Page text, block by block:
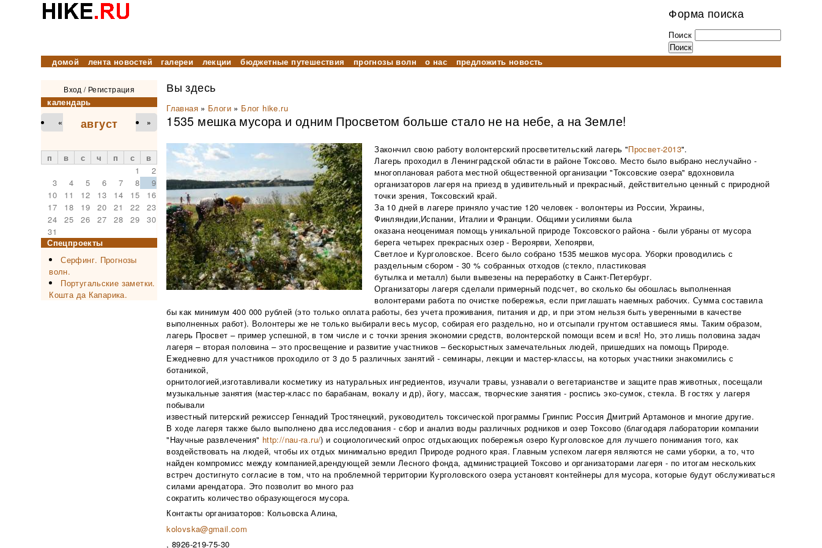
Форма поиска
Поиск
домой лента новостей галереи лекции бюджетные путешествия прогнозы волн о нас предложить новость
Вход / Регистрация
календарь
август
« »
п в с ч п с
в
1
2
3
4 5 6 7 8
9
10
11 12 13 14 15
16
17
18 19 20 21 22
23
24
25 26 27 28 29
30
31
Спецпроекты
Серфинг. Прогнозы
волн.
Португальские заметки.
Кошта да Капарика.
Вы здесь
Главная» Блоги » Блог hike.ru
1535 мешка мусора и одним Просветом больше стало не на небе, а на Земле!
Закончил свою работу волонтерский просветительский лагерь "Просвет-2013".
Лагерь проходил в Ленинградской области в районе Токсово. Место было выбрано неслучайно -
многоплановая работа местной общественной организации "Токсовские озера" вдохновила
организаторов лагеря на приезд в удивительный и прекрасный, действительно ценный с природной
точки зрения, Токсовский край.
За 10 дней в лагере приняло участие 120 человек - волонтеры из России, Украины,
Финляндии,Испании, Италии и Франции. Общими усилиями была
оказана неоценимая помощь уникальной природе Токсовского района - были убраны от мусора
берега четырех прекрасных озер - Вероярви, Хепоярви,
Светлое и Курголовское. Всего было собрано 1535 мешков мусора. Уборки проводились с
раздельным сбором - 30 % собранных отходов (стекло, пластиковая
бутылка и металл) были вывезены на переработку в Санкт-Петербург.
Организаторы лагеря сделали примерный подсчет, во сколько бы обошлась выполненная
волонтерами работа по очистке побережья, если приглашать наемных рабочих. Сумма составила
бы как минимум 400 000 рублей (это только оплата работы, без учета проживания, питания и др, и при этом нельзя быть уверенными в качестве
выполненных работ). Волонтеры же не только выбирали весь мусор, собирая его раздельно, но и отсыпали грунтом оставшиеся ямы. Таким образом,
лагерь Просвет – пример успешной, в том числе и с точки зрения экономии средств, волонтерской помощи всем и вся! Но, это лишь половина задач
лагеря – вторая половина – это просвещение и развитие участников – бескорыстных замечательных людей, пришедших на помощь Природе.
Ежедневно для участников проходило от 3 до 5 различных занятий - семинары, лекции и мастер-классы, на которых участники знакомились с
ботаникой,
орнитологией,изготавливали косметику из натуральных ингредиентов, изучали травы, узнавали о вегетарианстве и защите прав животных, посещали
музыкальные занятия (мастер-класс по барабанам, вокалу и др), йогу, массаж, творческие занятия - роспись эко-сумок, стекла. В гостях у лагеря
побывали
известный питерский режиссер Геннадий Тростянецкий, руководитель токсической программы Гринпис Россия Дмитрий Артамонов и многие другие.
В ходе лагеря также было выполнено два исследования - сбор и анализ воды различных родников и озер Токсово (благодаря лаборатории компании
"Научные развлечения" http://nau-ra.ru/) и социологический опрос отдыхающих побережья озеро Курголовское для лучшего понимания того, как
воздействовать на людей, чтобы их отдых минимально вредил Природе родного края. Главным успехом лагеря являются не сами уборки, а то, что
найден компромисс между компанией,арендующей земли Лесного фонда, администрацией Токсово и организаторами лагеря - по итогам нескольких
встреч достигнуто согласие в том, что на проблемной территории Курголовского озера установят контейнеры для мусора, которые будут обслуживаться
силами арендатора. Это позволит во много раз
сократить количество образующегося мусора.
Контакты организаторов: Кольовска Алина,
kolovska@gmail.com
, 8926-219-75-30